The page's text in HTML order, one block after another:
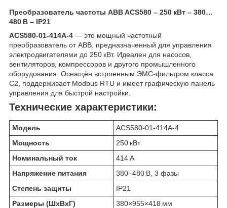
Преобразователь частоты ABB ACS580 – 250 кВт – 380…
480 В – IP21
ACS580-01-414A-4 — это мощный частотный
преобразователь от ABB, предназначенный для управления
электродвигателями до 250 кВт. Идеален для насосов,
вентиляторов, компрессоров и другого промышленного
оборудования. Оснащён встроенным ЭМС-фильтром класса
C2, поддерживает Modbus RTU и имеет графическую панель
управления для быстрой настройки.
Технические характеристики:
Модель
ACS580-01-414A-4
Мощность
250 кВт
Номинальный ток
414 А
Напряжение питания
380–480 В, 3 фазы
Степень защиты
IP21
Размеры (ШхВхГ)
380×955×418 мм